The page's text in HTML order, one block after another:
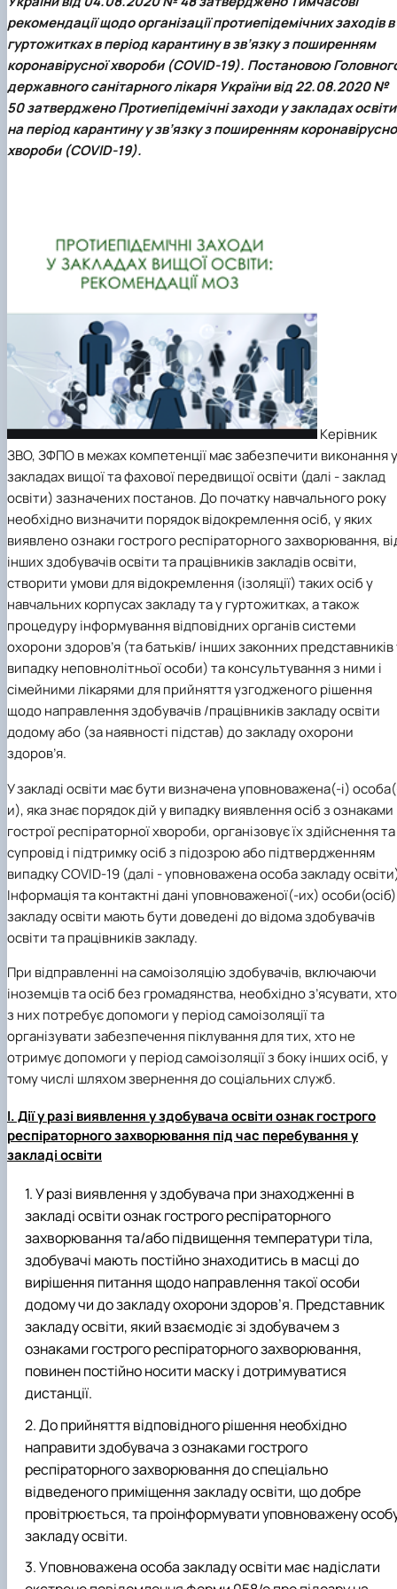
рекомендації щодо організації протиепідемічних заходів в
гуртожитках в період карантину в зв’язку з поширенням
коронавірусної хвороби (COVID-19). Постановою
державного санітарного лікаря України від 22.08.2020 №
50 затверджено Протиепідемічні заходи у закладах освіти
на період карантину у зв’язку з поширенням
хвороби (COVID-19).
Керівник
ЗВО, ЗФПО в межах компетенції має забезпечити виконання у
закладах вищої та фахової передвищої освіти (далі - заклад
освіти) зазначених постанов. До початку навчального року
необхідно визначити порядок відокремлення осіб, у яких
виявлено ознаки гострого респіраторного захворювання,
інших здобувачів освіти та працівників закладів освіти,
створити умови для відокремлення (ізоляції) таких осіб у
навчальних корпусах закладу та у гуртожитках, а також
процедуру інформування відповідних органів системи
охорони здоров’я (та батьків/ інших законних представників
випадку неповнолітньої особи) та консультування з ними і
сімейними лікарями для прийняття узгодженого рішення
щодо направлення здобувачів /працівників закладу освіти
додому або (за наявності підстав) до закладу охорони
здоров’я.
У закладі освіти має бути визначена уповноважена(-і)
и), яка знає порядок дій у випадку виявлення осіб з ознаками
гострої респіраторної хвороби, організовує їх здійснення та
супровід і підтримку осіб з підозрою або підтвердженням
випадку COVID-19 (далі - уповноважена особа закладу
Інформація та контактні дані уповноваженої(-их) особи(осіб)
закладу освіти мають бути доведені до відома здобувачів
освіти та працівників закладу.
При відправленні на самоізоляцію здобувачів, включаючи
іноземців та осіб без громадянства, необхідно з’ясувати, хто
з них потребує допомоги у період самоізоляції та
організувати забезпечення піклування для тих, хто не
отримує допомоги у період самоізоляції з боку інших осіб, у
тому числі шляхом звернення до соціальних служб.
І. Дії у разі виявлення у здобувача освіти ознак гострого
респіраторного захворювання під час перебування у
закладі освіти
У разі виявлення у здобувача при знаходженні в
закладі освіти ознак гострого респіраторного
захворювання та/або підвищення температури тіла,
здобувачі мають постійно знаходитись в масці до
вирішення питання щодо направлення такої особи
додому чи до закладу охорони здоров’я. Представник
закладу освіти, який взаємодіє зі здобувачем з
ознаками гострого респіраторного захворювання,
повинен постійно носити маску і дотримуватися
дистанції.
До прийняття відповідного рішення необхідно
направити здобувача з ознаками гострого
респіраторного захворювання до спеціально
відведеного приміщення закладу освіти, що добре
провітрюється, та проінформувати уповноважену
закладу освіти.
Уповноважена особа закладу освіти має надіслати